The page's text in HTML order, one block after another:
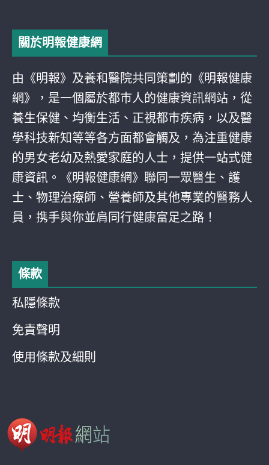
關於明報健康網
由《明報》及養和醫院共同策劃的《明報健康
網》，是一個屬於都巿人的健康資訊網站，從
養生保健、均衡生活、正視都巿疾病，以及醫
學科技新知等等各方面都會觸及，為注重健康
的男女老幼及熱愛家庭的人士，提供一站式健
康資訊。《明報健康網》聯同一眾醫生、護
士、物理治療師、營養師及其他專業的醫務人
員，携手與你並肩同行健康富足之路！
條款
私隱條款
免責聲明
使用條款及細則